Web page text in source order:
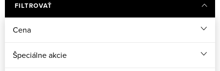
FILTROVAŤ
Cena
Špeciálne akcie